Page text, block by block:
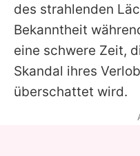
des strahlenden
Bekanntheit
eine schwere Zeit,
Skandal ihres
überschattet wird.